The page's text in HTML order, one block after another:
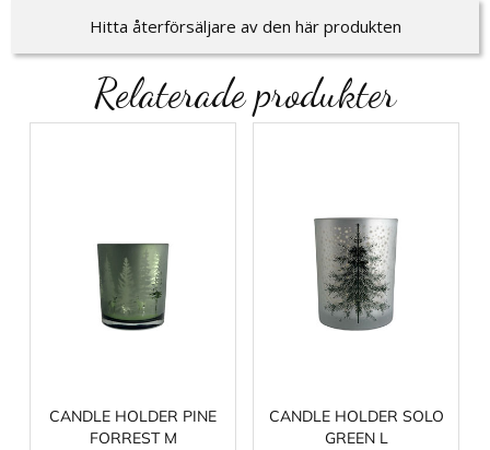
Hitta återförsäljare av den här produkten
Relaterade produkter
CANDLE HOLDER PINE
FORREST M
CANDLE HOLDER SOLO
GREEN L